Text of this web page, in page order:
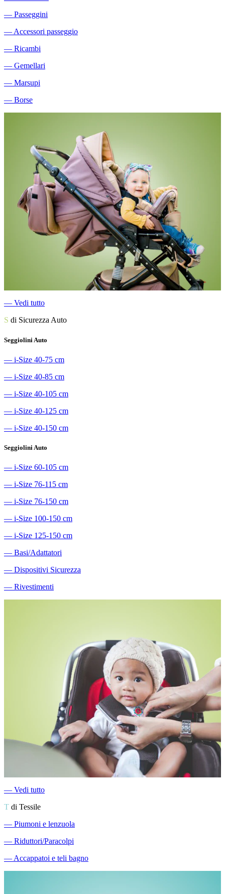
― Passeggini
― Accessori passeggio
― Ricambi
― Gemellari
― Marsupi
― Borse
― Vedi tutto
S di Sicurezza Auto
Seggiolini Auto
― i-Size 40-75 cm
― i-Size 40-85 cm
― i-Size 40-105 cm
― i-Size 40-125 cm
― i-Size 40-150 cm
Seggiolini Auto
― i-Size 60-105 cm
― i-Size 76-115 cm
― i-Size 76-150 cm
― i-Size 100-150 cm
― i-Size 125-150 cm
― Basi/Adattatori
― Dispositivi Sicurezza
― Rivestimenti
― Vedi tutto
T di Tessile
― Piumoni e lenzuola
― Riduttori/Paracolpi
―Accappatoi e teli bagno